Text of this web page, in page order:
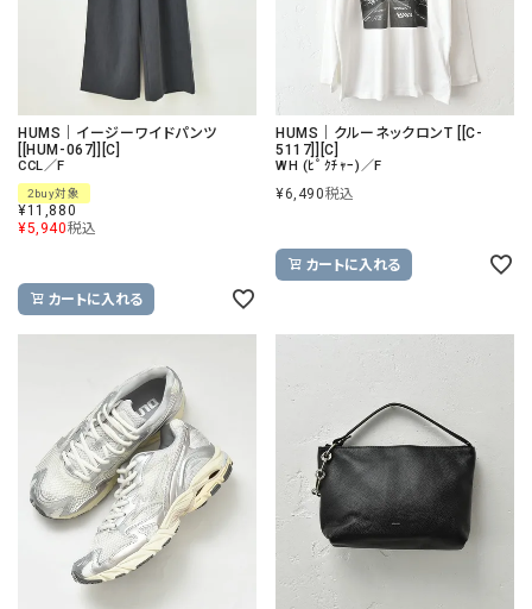
HUMS｜イージーワイドパンツ
[[HUM-067]][C]
CCL／F
2buy対象
¥11,880
¥5,940税込
カートに入れる
HUMS｜クルーネックロンT [[C-
5117]][C]
WH (ﾋﾟｸﾁｬｰ)／F
¥6,490税込
カートに入れる